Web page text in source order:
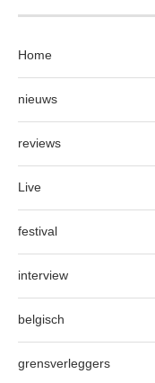
Home
nieuws
reviews
Live
festival
interview
belgisch
grensverleggers